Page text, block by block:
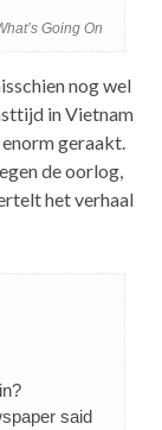
Going On
nog wel
in Vietnam
geraakt.
de oorlog,
het verhaal
said